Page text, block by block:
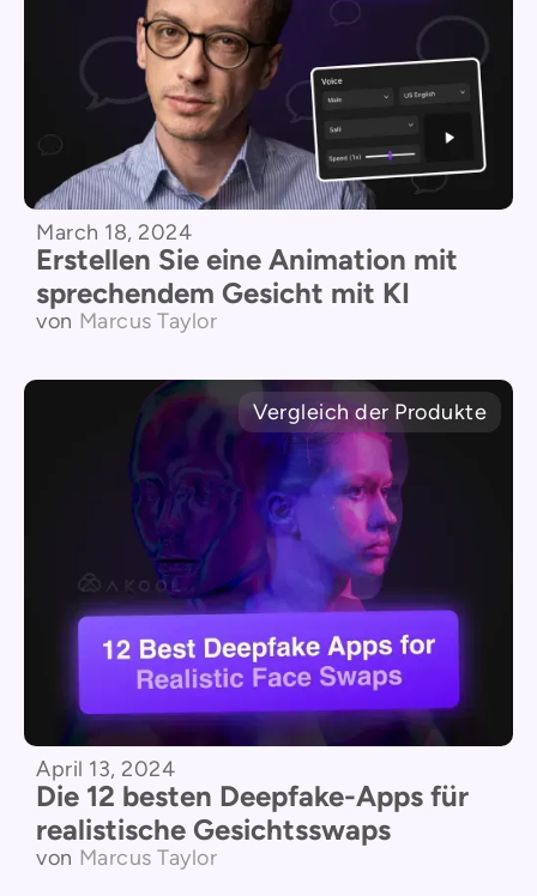
March 18, 2024
Erstellen Sie eine Animation mit
sprechendem Gesicht mit KI
von Marcus Taylor
Vergleich der Produkte
April 13, 2024
Die 12 besten Deepfake-Apps für
realistische Gesichtsswaps
von Marcus Taylor